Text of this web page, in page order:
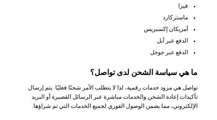
فيزا
ماستركارد
أمريكان إكسبريس
الدفع عبر آبل
الدفع عبر جوجل
ما هي سياسة الشحن لدى تواصل؟
تواصل هي مزود خدمات رقمية، لذا لا يتطلب الأمر شحنًا فعليًا. يتم إرسال
تأكيدات إعادة الشحن والخدمات مباشرة عبر الرسائل القصيرة أو البريد
الإلكتروني، مما يضمن الوصول الفوري لجميع الخدمات التي تم شراؤها.